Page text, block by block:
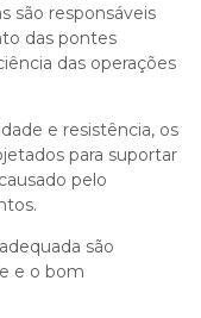
são responsáveis
das pontes
das operações
e resistência, os
para suportar
pelo
são
e o bom